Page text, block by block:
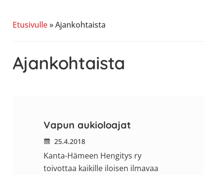
K-
ry
Etusivulle»Ajankohtaista
Ajankohtaista
Vapun aukioloajat
25.4.2018
Kanta-Hämeen Hengitys ry
toivottaa kaikille iloisen ilmavaa